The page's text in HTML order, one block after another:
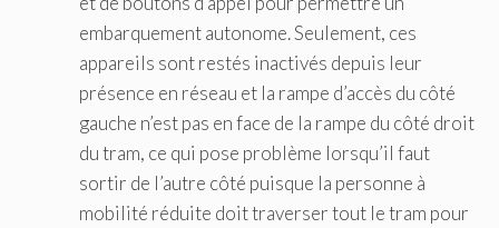
embarquement autonome. Seulement, ces
appareils sont restés inactivés depuis leur
présence en réseau et la rampe d’accès du côté
gauche n’est pas en face de la rampe du côté droit
du tram, ce qui pose problème lorsqu’il faut
sortir de l’autre côté puisque la personne à
mobilité réduite doit traverser tout le tram pour